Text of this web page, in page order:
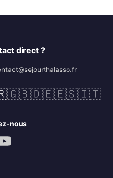
direct ?
🇬🇧🇩🇪🇪🇸🇮🇹
nous